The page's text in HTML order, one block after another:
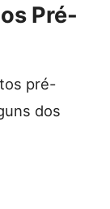
Pré-
pré-
dos